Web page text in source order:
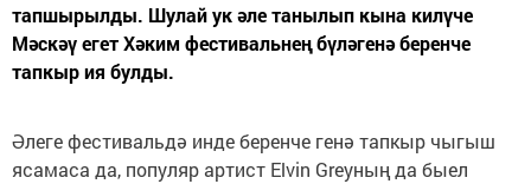
тапшырылды. Шулай ук әле танылып кына килүче
Мәскәү егет Хәким фестивальнең бүләгенә беренче
тапкыр ия булды.
Әлеге фестивальдә инде беренче генә тапкыр чыгыш
ясамаса да, популяр артист Elvin Greyның да быел